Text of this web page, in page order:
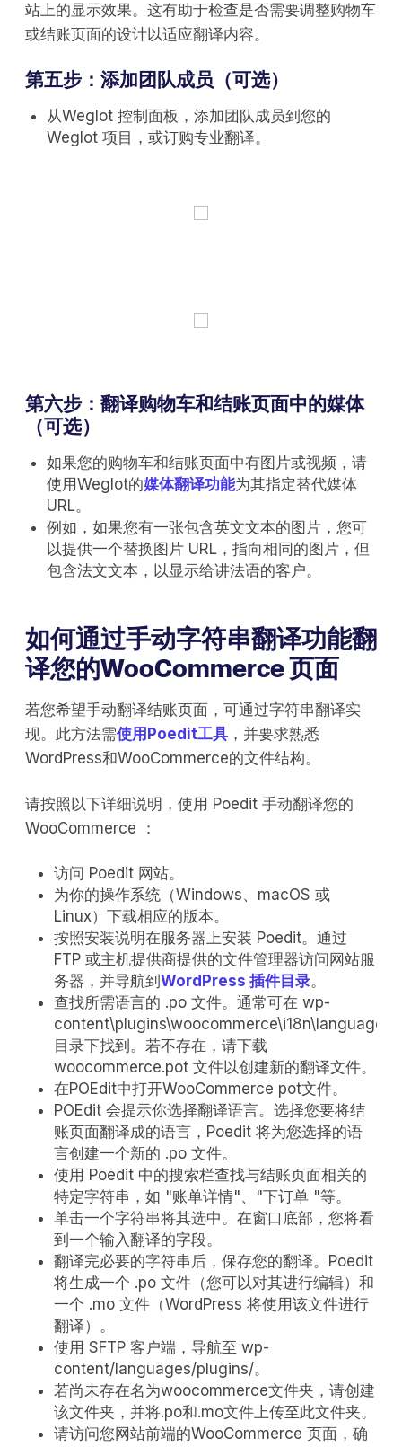
站上的显示效果。这有助于检查是否需要调整购物车
或结账页面的设计以适应翻译内容。
第五步：添加团队成员（可选）
从Weglot 控制面板，添加团队成员到您的
Weglot 项目，或订购专业翻译。
第六步：翻译购物车和结账页面中的媒体
（可选）
如果您的购物车和结账页面中有图片或视频，请
使用Weglot的媒体翻译功能为其指定替代媒体
URL。
例如，如果您有一张包含英文文本的图片，您可
以提供一个替换图片 URL，指向相同的图片，但
包含法文文本，以显示给讲法语的客户。
如何通过手动字符串翻译功能翻
译您的WooCommerce 页面
若您希望手动翻译结账页面，可通过字符串翻译实
现。此方法需使用Poedit工具 ，并要求熟悉
WordPress和WooCommerce的文件结构。
请按照以下详细说明，使用 Poedit 手动翻译您的
WooCommerce ：
访问 Poedit 网站。
为你的操作系统（Windows、macOS 或
Linux）下载相应的版本。
按照安装说明在服务器上安装 Poedit。通过
FTP 或主机提供商提供的文件管理器访问网站服
务器，并导航到 WordPress 插件目录。
查找所需语言的 .po 文件。通常可在 wp-
content\plugins\woocommerce\i18n\languages
目录下找到。若不存在，请下载
woocommerce.pot 文件以创建新的翻译文件。
在POEdit中打开WooCommerce pot文件。
POEdit 会提示你选择翻译语言。选择您要将结
账页面翻译成的语言，Poedit 将为您选择的语
言创建一个新的 .po 文件。
使用 Poedit 中的搜索栏查找与结账页面相关的
特定字符串，如 "账单详情"、"下订单 "等。
单击一个字符串将其选中。在窗口底部，您将看
到一个输入翻译的字段。
翻译完必要的字符串后，保存您的翻译。Poedit
将生成一个 .po 文件（您可以对其进行编辑）和
一个 .mo 文件（WordPress 将使用该文件进行
翻译）。
使用 SFTP 客户端，导航至 wp-
content/languages/plugins/。
若尚未存在名为woocommerce文件夹，请创建
该文件夹，并将.po和.mo文件上传至此文件夹。
请访问您网站前端的WooCommerce 页面，确